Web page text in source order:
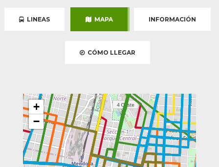
LINEAS MAPA INFORMACIÓN
CÓMO LLEGAR
+
−